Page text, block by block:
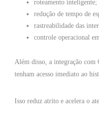
roteamento inteligente;
redução de tempo de
rastreabilidade das
controle operacional
Além disso, a integração com
tenham acesso imediato ao
Isso reduz atrito e acelera o